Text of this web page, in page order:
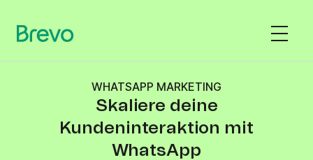
WHATSAPP MARKETING
Skaliere deine
Kundeninteraktion mit
WhatsApp